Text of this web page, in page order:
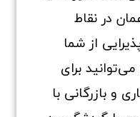
در نقاط
از شما
برای
و بازرگانی با